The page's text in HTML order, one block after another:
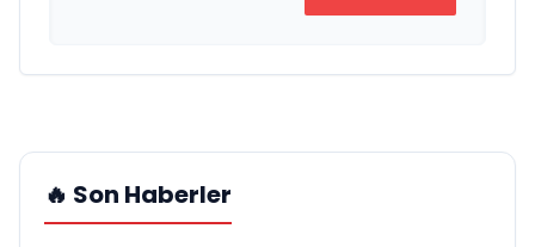
🔥 Son Haberler